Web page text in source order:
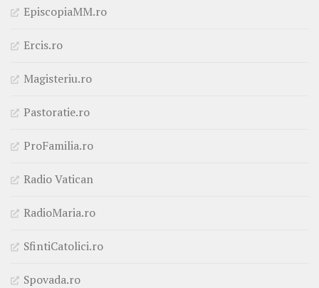
EpiscopiaMM.ro
Ercis.ro
Magisteriu.ro
Pastoratie.ro
ProFamilia.ro
Radio Vatican
RadioMaria.ro
SfintiCatolici.ro
Spovada.ro